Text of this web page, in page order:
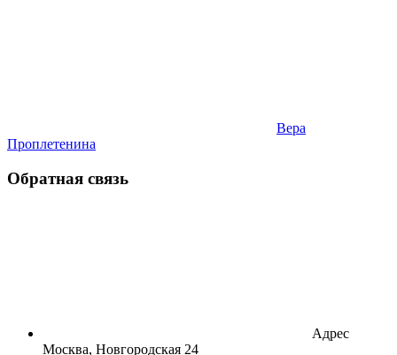
Вера
Проплетенина
Обратная связь
Адрес
Москва, Новгородская 24